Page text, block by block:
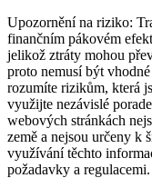
Upozornění na riziko:
finančním pákovém
jelikož ztráty mohou
proto nemusí být
rozumíte rizikům, která
využijte nezávislé
webových stránkách
země a nejsou určeny k
využívání těchto
požadavky a regulacemi.